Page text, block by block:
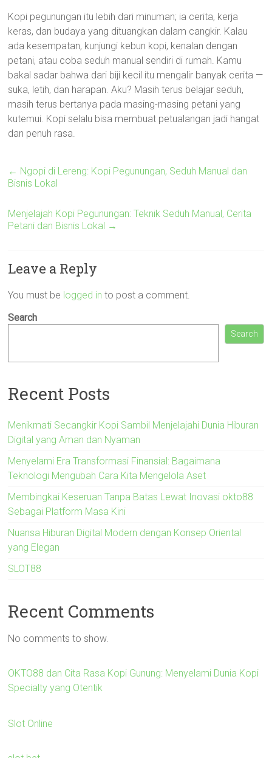
Kopi pegunungan itu lebih dari minuman; ia cerita, kerja
keras, dan budaya yang dituangkan dalam cangkir. Kalau
ada kesempatan, kunjungi kebun kopi, kenalan dengan
petani, atau coba seduh manual sendiri di rumah. Kamu
bakal sadar bahwa dari biji kecil itu mengalir banyak cerita —
suka, letih, dan harapan. Aku? Masih terus belajar seduh,
masih terus bertanya pada masing-masing petani yang
kutemui. Kopi selalu bisa membuat petualangan jadi hangat
dan penuh rasa.
← Ngopi di Lereng: Kopi Pegunungan, Seduh Manual dan
Bisnis Lokal
Menjelajah Kopi Pegunungan: Teknik Seduh Manual, Cerita
Petani dan Bisnis Lokal →
Leave a Reply
You must be logged in to post a comment.
Search
Search
Recent Posts
Menikmati Secangkir Kopi Sambil Menjelajahi Dunia Hiburan
Digital yang Aman dan Nyaman
Menyelami Era Transformasi Finansial: Bagaimana
Teknologi Mengubah Cara Kita Mengelola Aset
Membingkai Keseruan Tanpa Batas Lewat Inovasi okto88
Sebagai Platform Masa Kini
Nuansa Hiburan Digital Modern dengan Konsep Oriental
yang Elegan
SLOT88
Recent Comments
No comments to show.
OKTO88 dan Cita Rasa Kopi Gunung: Menyelami Dunia Kopi
Specialty yang Otentik
Slot Online